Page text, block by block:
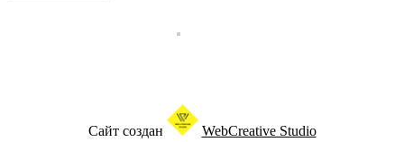
Сайт создан WebCreative Studio